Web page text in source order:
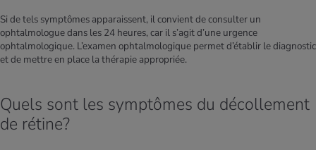
Si de tels symptômes apparaissent, il convient de consulter un
ophtalmologue dans les 24 heures, car il s’agit d’une urgence
ophtalmologique. L’examen ophtalmologique permet d’établir le diagnostic
et de mettre en place la thérapie appropriée.
Quels sont les symptômes du décollement
de rétine?